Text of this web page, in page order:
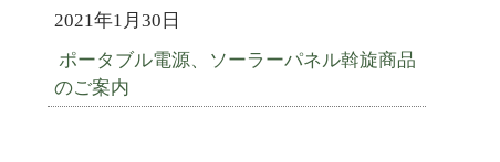
2021年1月30日
ポータブル電源、ソーラーパネル斡旋商品
のご案内